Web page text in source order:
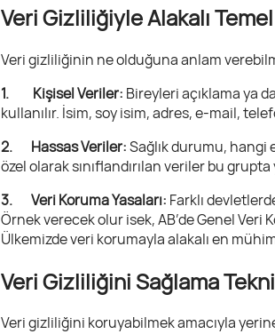
Veri Gizliliğiyle Alakalı
Veri gizliliğinin ne olduğuna anlam
1. Kişisel Veriler: Bireyleri açıklama ya
kullanılır. İsim, soy isim, adres, e-mail,
2. Hassas Veriler:Sağlık durumu,
özel olarak sınıflandırılan veriler bu
3. Veri Koruma Yasaları: Farklı
Örnek verecek olur isek, AB’de Genel
Ülkemizde veri korumayla alakalı en
Veri Gizliliğini Sağlama
Veri gizliliğini koruyabilmek amacıyla